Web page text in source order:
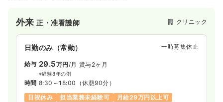
外来正・准看護師 クリニック
日勤のみ（常勤） 一時募集休止
給与 29.5万円 /月 賞与2ヶ月
※経験8年の例
時間 8:30～18:00 （休憩90分）
日祝休み
担当業務未経験可 月給29万円以上可